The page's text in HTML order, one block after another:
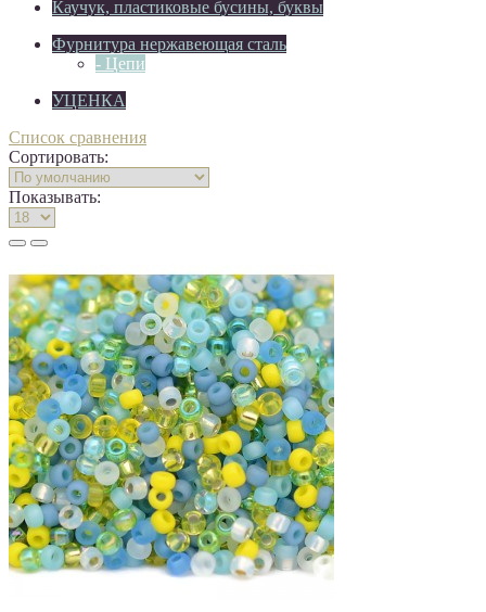
Каучук, пластиковые бусины, буквы
Фурнитура нержавеющая сталь
- Цепи
УЦЕНКА
Список сравнения
Сортировать:
Показывать: